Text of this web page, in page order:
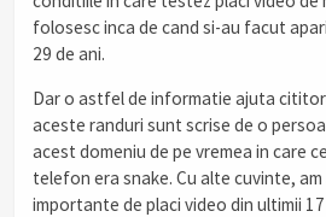
folosesc inca de cand si-au facut
29 de ani.
Dar o astfel de informatie ajuta
aceste randuri sunt scrise de o
acest domeniu de pe vremea in care
telefon era snake. Cu alte cuvinte,
importante de placi video din ultimii